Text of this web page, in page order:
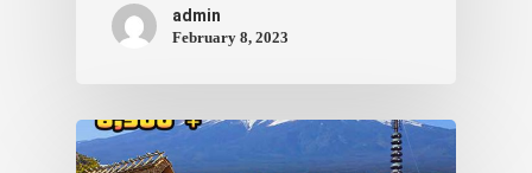
admin
February 8, 2023